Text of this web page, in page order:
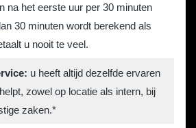
na het eerste uur per 30 minuten
30 minuten wordt berekend als
u nooit te veel.
u heeft altijd dezelfde ervaren
zowel op locatie als intern, bij
zaken.*